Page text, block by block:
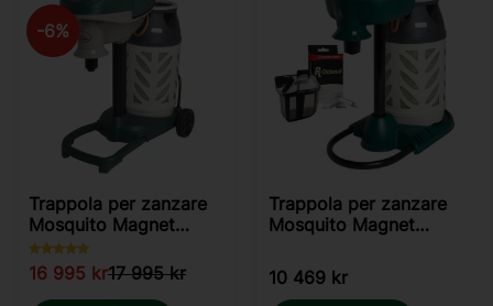
Trappola per zanzare
Mosquito Magnet
Executive
16 995 kr17 995kr
6%
Trappola per zanzare
Mosquito Magnet
10 469 kr